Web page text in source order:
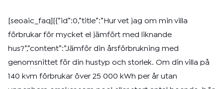
[seoaic_faq][{”id”:0,”title”:”Hur vet jag om min villa
förbrukar för mycket el jämfört med liknande
hus?”,”content”:”Jämför din årsförbrukning med
genomsnittet för din hustyp och storlek. Om din villa på
140 kvm förbrukar över 25 000 kWh per år utan